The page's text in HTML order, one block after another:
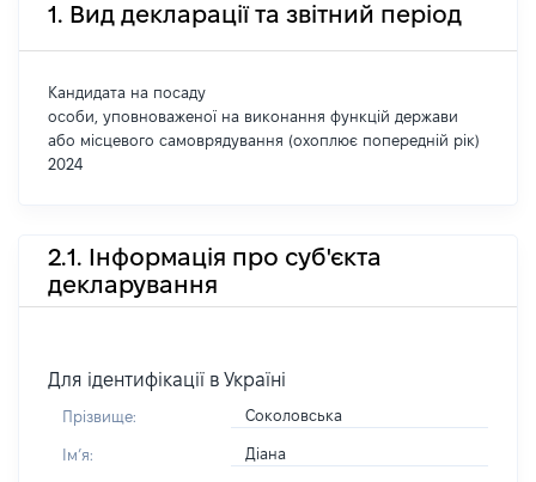
1. Вид декларації та звітний період
Кандидата на посаду
особи, уповноваженої на виконання функцій держави
або місцевого самоврядування (охоплює попередній рік)
2024
2.1. Інформація про суб'єкта
декларування
Для ідентифікації в Україні
Прізвище: Соколовська
Імʼя: Діана